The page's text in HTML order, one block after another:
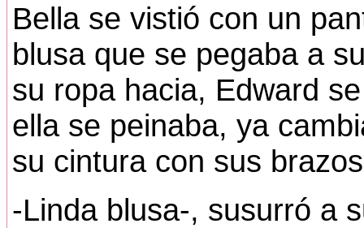
Bella se vistió con un
blusa que se pegaba a
su ropa hacia, Edward
ella se peinaba, ya
su cintura con sus
-Linda blusa-, susurró a